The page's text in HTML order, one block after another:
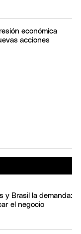
económica
acciones
y Brasil la demanda:
el negocio